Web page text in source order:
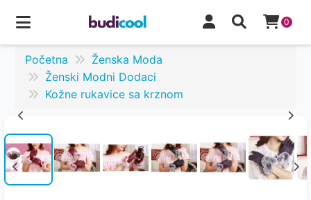
0
Početna
Ženska Moda
Ženski Modni Dodaci
Kožne rukavice sa krznom